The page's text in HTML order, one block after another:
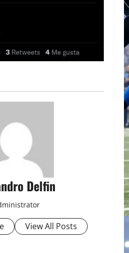
Delfin
View All Posts